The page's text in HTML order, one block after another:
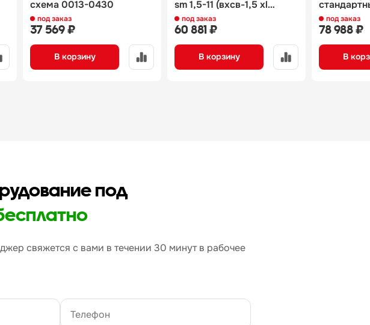
схема 0013-0430
под заказ
37 569 ₽
В корзину
sm 1,5-11 (вхсв-1,5 xl
carboma)
под заказ
60 881 ₽
В корзину
под заказ
78 988 ₽
В
под
свяжется с вами в течении 30 минут в рабочее